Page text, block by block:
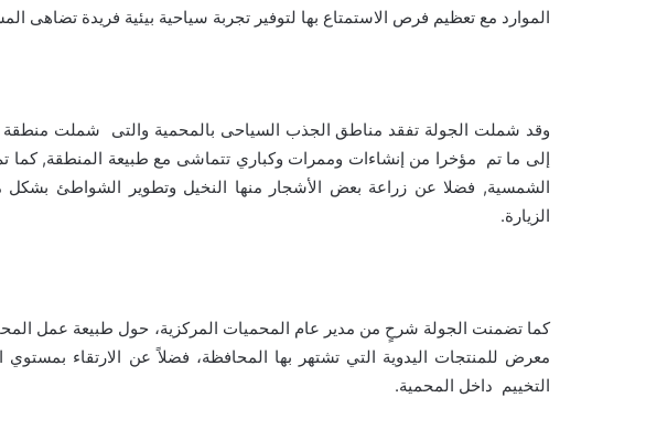
الموارد مع تعظيم فرص الاستمتاع بها لتوفير تجربة سياحية بيئية فريدة تضاهى
وقد شملت الجولة تفقد مناطق الجذب السياحى بالمحمية والتى شملت منطقة
إلى ما تم مؤخرا من إنشاءات وممرات وكباري تتماشى مع طبيعة المنطقة, كما
الشمسية, فضلا عن زراعة بعض الأشجار منها النخيل وتطوير الشواطئ بشكل
الزيارة.
كما تضمنت الجولة شرحٍ من مدير عام المحميات المركزية، حول طبيعة عمل
معرض للمنتجات اليدوية التي تشتهر بها المحافظة، فضلاً عن الارتقاء
التخييم داخل المحمية.